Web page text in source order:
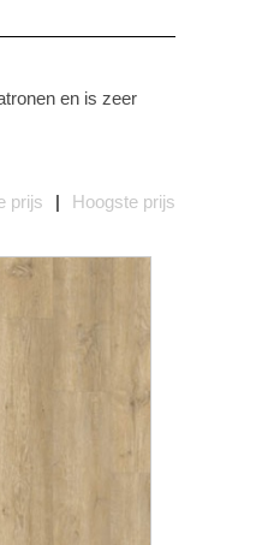
en is zeer
prijs | Hoogste prijs